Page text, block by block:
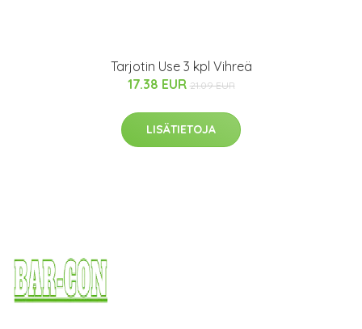
Tarjotin Use 3 kpl Vihreä
17.38 EUR 21.09 EUR
LISÄTIETOJA